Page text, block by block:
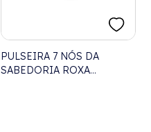
PULSEIRA 7 NÓS DA
SABEDORIA ROXA